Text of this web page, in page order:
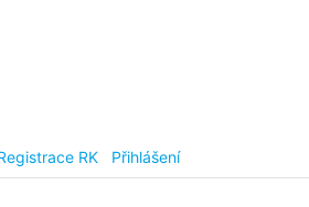
RK Přihlášení